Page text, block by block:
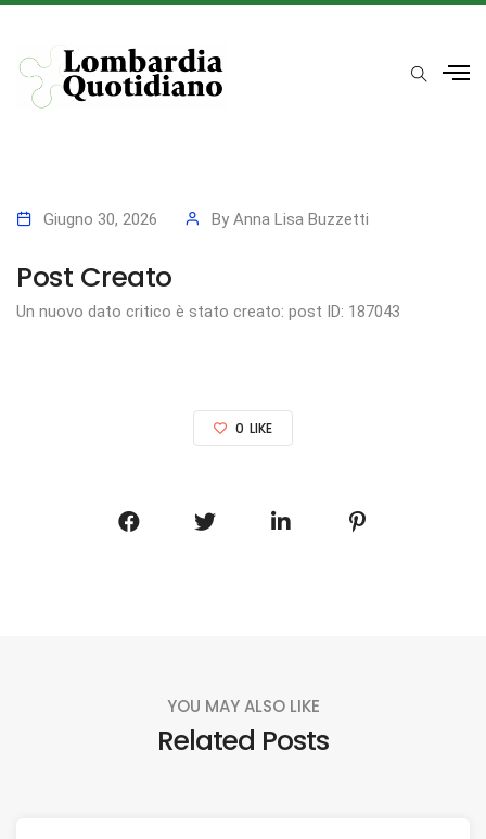
Giugno 30, 2026 By Anna Lisa Buzzetti
Post Creato
Un nuovo dato critico è stato creato: post ID: 187043
0 LIKE
YOU MAY ALSO LIKE
Related Posts